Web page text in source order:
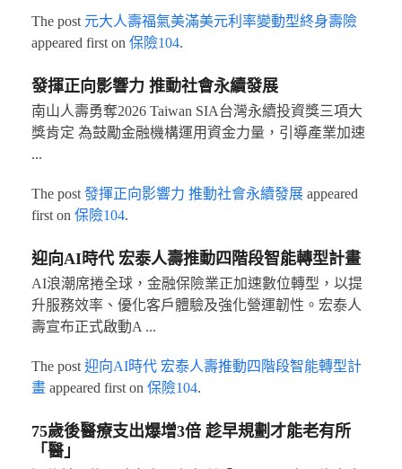
The post 元大人壽福氣美滿美元利率變動型終身壽險
appeared first on 保險104.
發揮正向影響力 推動社會永續發展
南山人壽勇奪2026 Taiwan SIA台灣永續投資獎三項大
獎肯定 為鼓勵金融機構運用資金力量，引導產業加速
...
The post 發揮正向影響力 推動社會永續發展appeared
first on 保險104.
迎向AI時代 宏泰人壽推動四階段智能轉型計畫
AI浪潮席捲全球，金融保險業正加速數位轉型，以提
升服務效率、優化客戶體驗及強化營運韌性。宏泰人
壽宣布正式啟動A ...
The post 迎向AI時代 宏泰人壽推動四階段智能轉型計
畫appeared first on 保險104.
75歲後醫療支出爆增3倍 趁早規劃才能老有所
「醫」